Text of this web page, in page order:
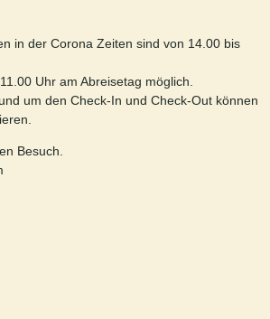
in der Corona Zeiten sind von 14.00 bis
Uhr am Abreisetag möglich.
um den Check-In und Check-Out können
Besuch.